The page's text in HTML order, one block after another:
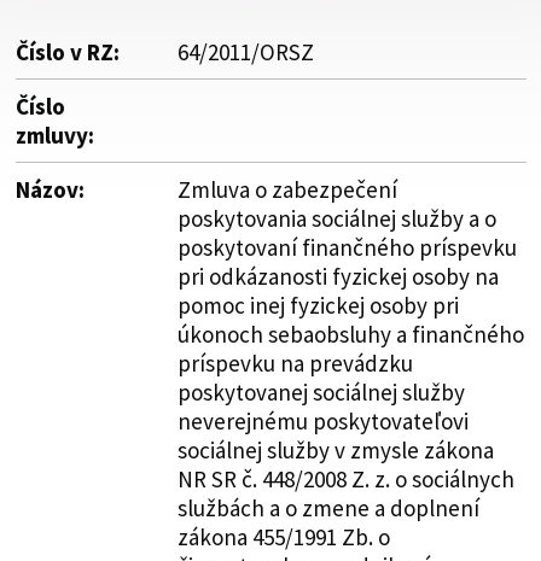
Číslo v RZ:
64/2011/ORSZ
Číslo
zmluvy:
Názov:
Zmluva o zabezpečení
poskytovania sociálnej služby a o
poskytovaní finančného príspevku
pri odkázanosti fyzickej osoby na
pomoc inej fyzickej osoby pri
úkonoch sebaobsluhy a finančného
príspevku na prevádzku
poskytovanej sociálnej služby
neverejnému poskytovateľovi
sociálnej služby v zmysle zákona
NR SR č. 448/2008 Z. z. o sociálnych
službách a o zmene a doplnení
zákona 455/1991 Zb. o